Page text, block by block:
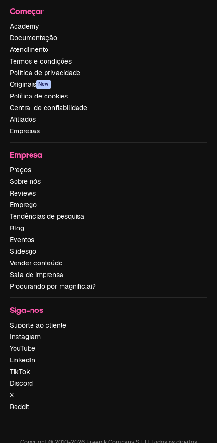
Começar
Academy
Documentação
Atendimento
Termos e condições
Política de privacidade
Originais New
Política de cookies
Central de confiabilidade
Afiliados
Empresas
Empresa
Preços
Sobre nós
Reviews
Emprego
Tendências de pesquisa
Blog
Eventos
Slidesgo
Vender conteúdo
Sala de imprensa
Procurando por magnific.ai?
Siga-nos
Suporte ao cliente
Instagram
YouTube
LinkedIn
TikTok
Discord
X
Reddit